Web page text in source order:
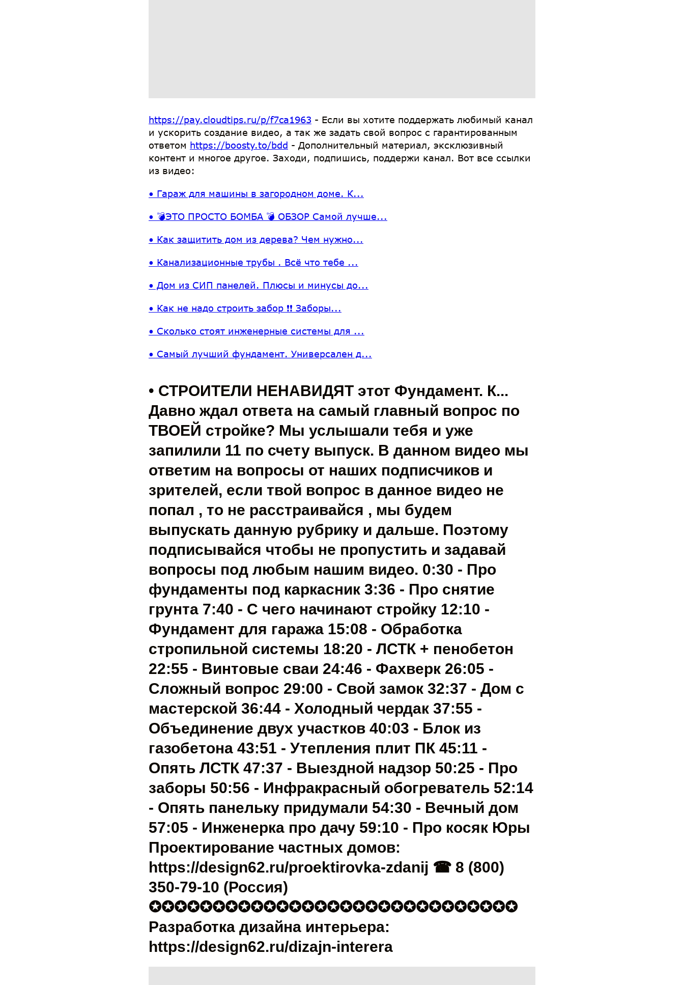
https://pay.cloudtips.ru/p/f7ca1963 - Если вы хотите поддержать любимый канал
и ускорить создание видео, а так же задать свой вопрос с гарантированным
ответом https://boosty.to/bdd - Дополнительный материал, эксклюзивный
контент и многое другое. Заходи, подпишись, поддержи канал. Вот все ссылки
из видео:
• Гараж для машины в загородном доме. К...
• 💣ЭТО ПРОСТО БОМБА 💣 ОБЗОР Самой лучше...
• Как защитить дом из дерева? Чем нужно...
• Канализационные трубы . Всё что тебе ...
• Дом из СИП панелей. Плюсы и минусы до...
• Как не надо строить забор ❗❗ Заборы...
• Сколько стоят инженерные системы для ...
• Самый лучший фундамент. Универсален д...
• СТРОИТЕЛИ НЕНАВИДЯТ этот Фундамент. К...
Давно ждал ответа на самый главный вопрос по
ТВОЕЙ стройке? Мы услышали тебя и уже
запилили 11 по счету выпуск. В данном видео мы
ответим на вопросы от наших подписчиков и
зрителей, если твой вопрос в данное видео не
попал , то не расстраивайся , мы будем
выпускать данную рубрику и дальше. Поэтому
подписывайся чтобы не пропустить и задавай
вопросы под любым нашим видео. 0:30 - Про
фундаменты под каркасник 3:36 - Про снятие
грунта 7:40 - С чего начинают стройку 12:10 -
Фундамент для гаража 15:08 - Обработка
стропильной системы 18:20 - ЛСТК + пенобетон
22:55 - Винтовые сваи 24:46 - Фахверк 26:05 -
Сложный вопрос 29:00 - Свой замок 32:37 - Дом с
мастерской 36:44 - Холодный чердак 37:55 -
Объединение двух участков 40:03 - Блок из
газобетона 43:51 - Утепления плит ПК 45:11 -
Опять ЛСТК 47:37 - Выездной надзор 50:25 - Про
заборы 50:56 - Инфракрасный обогреватель 52:14
- Опять панельку придумали 54:30 - Вечный дом
57:05 - Инженерка про дачу 59:10 - Про косяк Юры
Проектирование частных домов:
https://design62.ru/proektirovka-zdanij ☎ 8 (800)
350-79-10 (Россия)
✪✪✪✪✪✪✪✪✪✪✪✪✪✪✪✪✪✪✪✪✪✪✪✪✪✪✪✪✪
Разработка дизайна интерьера:
https://design62.ru/dizajn-interera